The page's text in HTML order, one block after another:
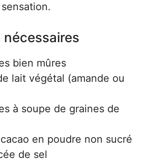
bien mûres
lait végétal (amande ou
à soupe de graines de
en poudre non sucré
de sel